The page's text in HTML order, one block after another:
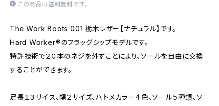
この商品は送料無料です。
The Work Boots 001 栃木レザー【ナチュラル】です。
Hard Worker®のフラッグシップモデルです。
特許技術で２０本のネジを外すことにより、ソールを自由に交換
することができます。
足長１３サイズ、幅２サイズ、ハトメカラー４色、ソール５種類、ソ